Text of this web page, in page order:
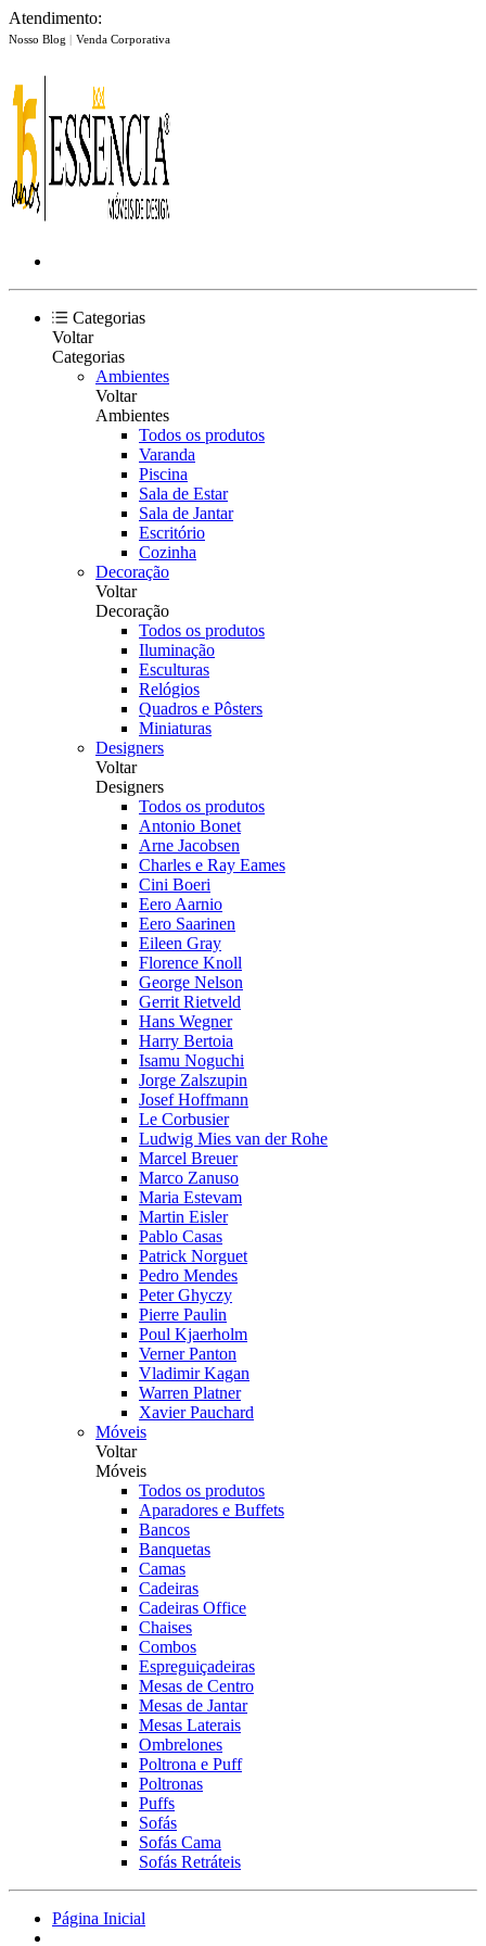
Atendimento:
Nosso Blog | Venda Corporativa
Categorias
Voltar
Categorias
Ambientes
Voltar
Ambientes
Todos os produtos
Varanda
Piscina
Sala de Estar
Sala de Jantar
Escritório
Cozinha
Decoração
Voltar
Decoração
Todos os produtos
Iluminação
Esculturas
Relógios
Quadros e Pôsters
Miniaturas
Designers
Voltar
Designers
Todos os produtos
Antonio Bonet
Arne Jacobsen
Charles e Ray Eames
Cini Boeri
Eero Aarnio
Eero Saarinen
Eileen Gray
Florence Knoll
George Nelson
Gerrit Rietveld
Hans Wegner
Harry Bertoia
Isamu Noguchi
Jorge Zalszupin
Josef Hoffmann
Le Corbusier
Ludwig Mies van der Rohe
Marcel Breuer
Marco Zanuso
Maria Estevam
Martin Eisler
Pablo Casas
Patrick Norguet
Pedro Mendes
Peter Ghyczy
Pierre Paulin
Poul Kjaerholm
Verner Panton
Vladimir Kagan
Warren Platner
Xavier Pauchard
Móveis
Voltar
Móveis
Todos os produtos
Aparadores e Buffets
Bancos
Banquetas
Camas
Cadeiras
Cadeiras Office
Chaises
Combos
Espreguiçadeiras
Mesas de Centro
Mesas de Jantar
Mesas Laterais
Ombrelones
Poltrona e Puff
Poltronas
Puffs
Sofás
Sofás Cama
Sofás Retráteis
Página Inicial